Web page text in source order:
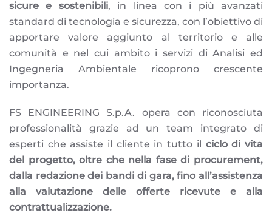
sicure e sostenibili, in linea con i più avanzati
standard di tecnologia e sicurezza, con l’obiettivo di
apportare valore aggiunto al territorio e alle
comunità e nel cui ambito i servizi di Analisi ed
Ingegneria Ambientale ricoprono crescente
importanza.
FS ENGINEERING S.p.A. opera con riconosciuta
professionalità grazie ad un team integrato di
esperti che assiste il cliente in tutto il ciclo di vita
del progetto, oltre che nella fase di procurement,
dalla redazione dei bandi di gara, fino all’assistenza
alla valutazione delle offerte ricevute e alla
contrattualizzazione.